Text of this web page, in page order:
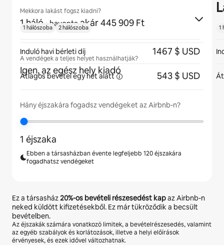
Mekkora lakást fogsz kiadni?
1 háló · havonta akár 445 909 Ft
A vendégek a teljes helyet használhatják?
Igen, az egész hely kiadó
Hány éjszakára fogadsz vendégeket az Airbnb-n?
1 éjszaka
Ebben a társasházban évente legfeljebb 120 éjszakára
fogadhatsz vendégeket
Ez a társasház20%-os bevételi részesedést kapaz Airbnb-n
neked küldött kifizetésekből. Ez már tükröződik a becsült
bevételben.
Az éjszakák számára vonatkozó limitek, a bevételrészesedés, valamint
az egyéb szabályok és korlátozások, illetve a helyi előírások
érvényesek, és ezek idővel változhatnak.
1 hálószoba 2 hálószoba
Induló havi bérleti díj 1467 $ USD
Átlagos bevétel egy hétalatt 543 $ USD
1